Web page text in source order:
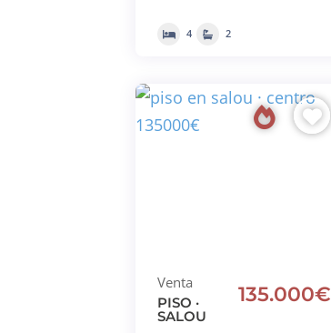
4 2
Venta
PISO ·
SALOU
135.000€